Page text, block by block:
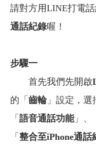
請對方用LINE打電
通話紀錄喔！
步驟一
首先我們先開啟
的「 齒輪」設定，選
「 語音通話功能」、
「 整合至iPhone通話